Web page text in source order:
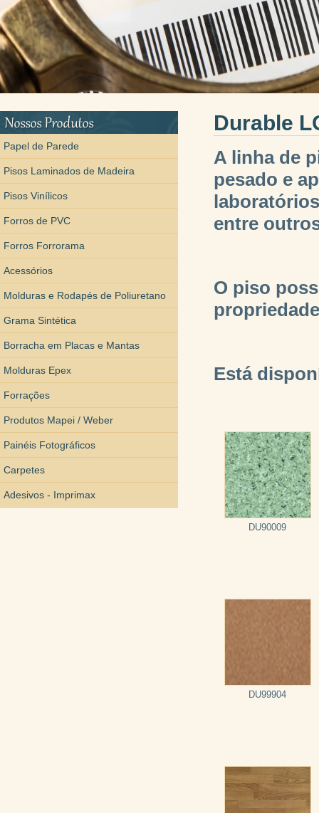
Papel de Parede
Pisos Laminados de Madeira
Pisos Vinílicos
Forros de PVC
Forros Forrorama
Acessórios
Molduras e Rodapés de Poliuretano
Grama Sintética
Borracha em Placas e Mantas
Molduras Epex
Forrações
Produtos Mapei / Weber
Painéis Fotográficos
Carpetes
Adesivos - Imprimax
Durable
A linha de
pesado e
entre
O piso
Está
DU90009
DU99904